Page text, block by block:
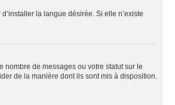
la langue désirée. Si elle n’existe
nombre de messages ou votre statut sur le
de la manière dont ils sont mis à disposition.